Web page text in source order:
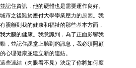
記住資訊，他的硬體也是需要運作良好。
市之後難於應付大學學業壓力的原因。我
照顧到我的健康和福祉的那些基本方面，
大腦的健康。我意識到，為了正面影響我
，並記住課堂上聽到的訊息，我必須照顧
心理健康並建立新的連結。
連結（肉眼看不見）決定了你將如何度